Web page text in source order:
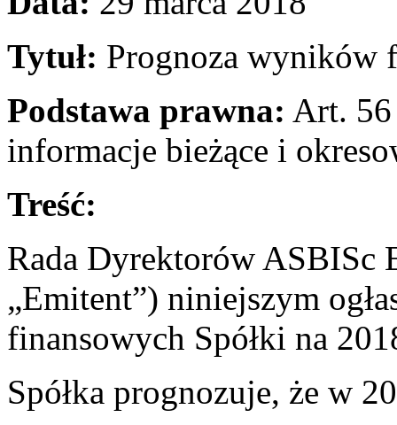
Tytuł: Prognoza wyników
Podstawa prawna: Art.
informacje bieżące i
Treść:
Rada Dyrektorów ASBISc
„Emitent”) niniejszym
finansowych Spółki na
Spółka prognozuje, że w